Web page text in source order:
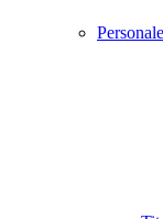
Personale